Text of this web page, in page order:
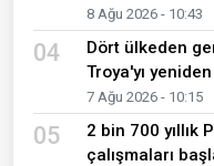
8 Ağu 2026 - 10:43
04
Dört ülkeden
Troya'yı
7 Ağu 2026 - 10:15
05
2 bin 700 yıllık
çalışmaları